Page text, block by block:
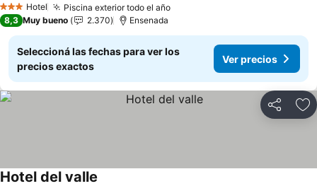
3 Estrellas
Hotel Piscina exterior todo el año
8,3 Muy bueno 2.370 Ensenada
Seleccioná las fechas para ver los
precios exactos
Ver precios
Compartir
Hotel del valle